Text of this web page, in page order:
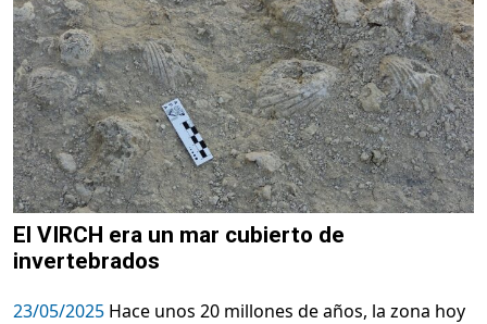
El VIRCH era un mar cubierto de
invertebrados
23/05/2025 Hace unos 20 millones de años, la zona hoy